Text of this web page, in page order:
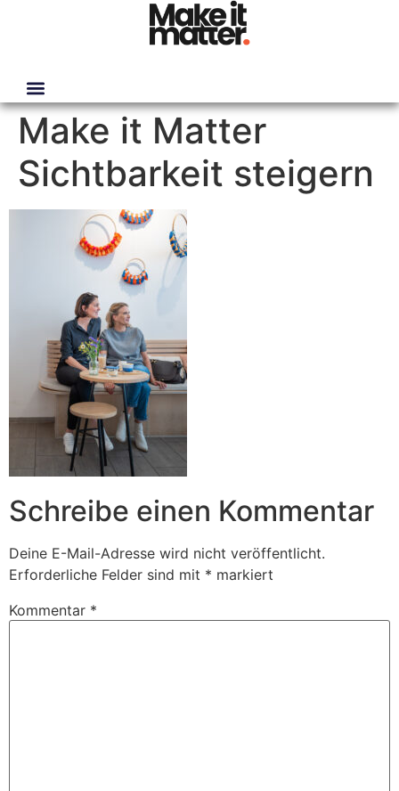
Make it Matter
Sichtbarkeit steigern
Schreibe einen Kommentar
Deine E-Mail-Adresse wird nicht veröffentlicht.
Erforderliche Felder sind mit * markiert
Kommentar *